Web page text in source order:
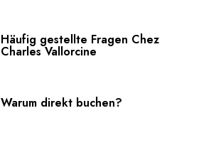
Häufig gestellte Fragen Chez
Charles Vallorcine
Warum direkt buchen?